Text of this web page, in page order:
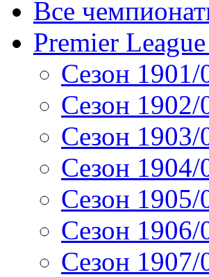
Все
Premier
Сезон 1901/
Сезон 1902/
Сезон 1903/
Сезон 1904/
Сезон 1905/
Сезон 1906/
Сезон 1907/